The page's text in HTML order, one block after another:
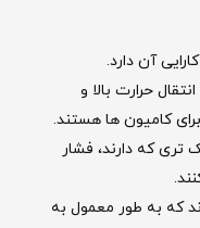
آن دارد.
حرارت بالا و
کامیون ‌ها هستند.
‌تری که دارند، فشار
که به ‌طور معمول به